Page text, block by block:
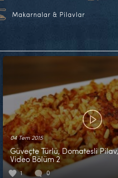
Makarnalar & Pilavlar
04 Tem 2015
Güveçte Türlü, Domatesli
Video Bölüm 2
1 0